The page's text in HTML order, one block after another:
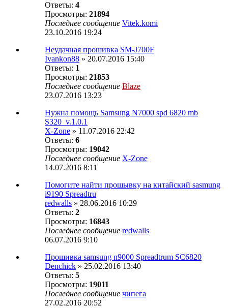
Ответы: 4
Просмотры: 21894
Последнее сообщение Vitek.komi
23.10.2016 19:24
Неудачная прошивка SM-J700F
Ivankon88 » 20.07.2016 15:40
Ответы: 1
Просмотры: 21853
Последнее сообщение Blaze
23.07.2016 13:23
Нужна помощь Samsung N7000 spd 6820 mb
S320_v.1.0.1
X-Zone » 11.07.2016 22:42
Ответы: 6
Просмотры: 19042
Последнее сообщение X-Zone
14.07.2016 8:11
Помогите найти прошывку на китайский sasmung
i9190 Spreadtru
redwalls » 28.06.2016 10:29
Ответы: 2
Просмотры: 16843
Последнее сообщение redwalls
06.07.2016 9:10
Прошивка samsung n9000 Spreadtrum SC6820
Denchick » 25.02.2016 13:40
Ответы: 5
Просмотры: 19011
Последнее сообщение чипега
27.02.2016 20:52